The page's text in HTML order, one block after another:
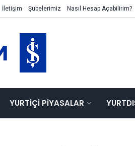
İletişim Şubelerimiz Nasıl Hesap Açabilirim?
YURTIÇI PIYASALAR